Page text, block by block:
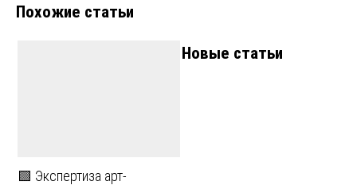
записям
Похожие статьи
🟩 Экспертиза арт-
Новые статьи